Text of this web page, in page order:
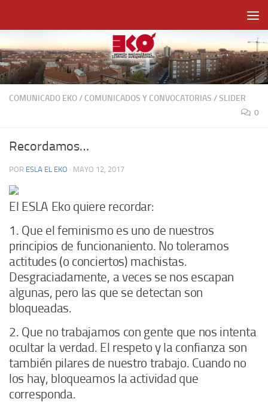
COMUNICADO EKO/ COMUNICADOS Y CONVOCATORIAS /SLIDER
0
Recordamos…
POR ESLA EL EKO · MAYO 12, 2017
El ESLA Eko quiere recordar:
1. Que el feminismo es uno de nuestros
principios de funcionaniento. No toleramos
actitudes (o conciertos) machistas.
Desgraciadamente, a veces se nos escapan
algunas, pero las que se detectan son
bloqueadas.
2. Que no trabajamos con gente que nos intenta
ocultar la verdad. El respeto y la confianza son
también pilares de nuestro trabajo. Cuando no
los hay, bloqueamos la actividad que
corresponda.